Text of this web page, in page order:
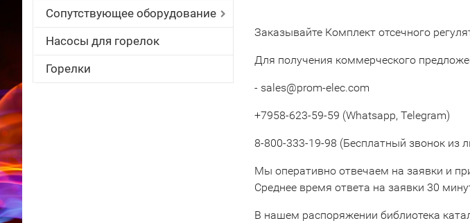
Сопутствующее оборудование
Насосы для горелок
Горелки
Заказывайте Комплект отсечного
Для получения коммерческого
- sales@prom-elec.com
+7958-623-59-59 (Whatsapp, Telegram)
8-800-333-19-98 (Бесплатный звонок из
Мы оперативно отвечаем на заявки и
Среднее время ответа на заявки 30
В нашем распоряжении библиотека